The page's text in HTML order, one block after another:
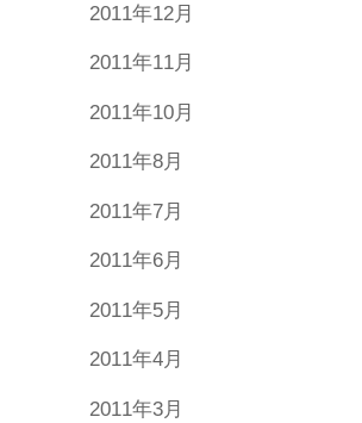
2011年12月
2011年11月
2011年10月
2011年8月
2011年7月
2011年6月
2011年5月
2011年4月
2011年3月